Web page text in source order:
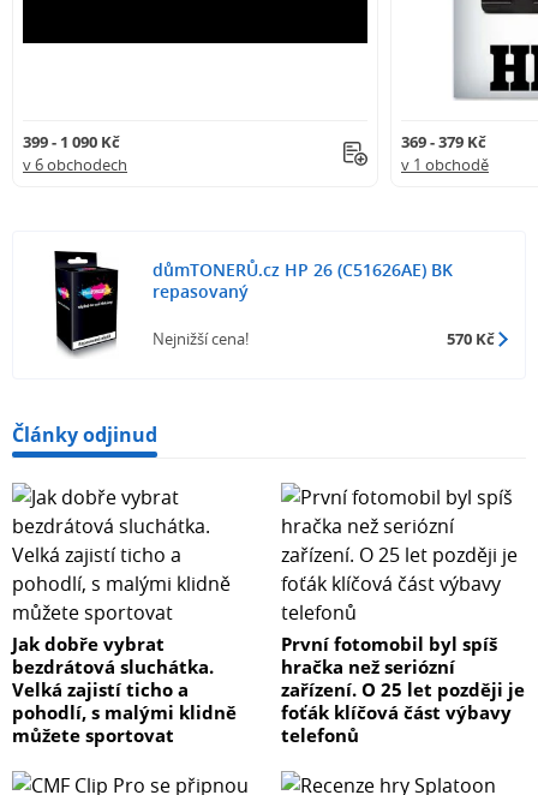
399 - 1 090 Kč
v 6 obchodech
369 - 379 Kč
v 1 obchodě
důmTONERŮ.cz HP 26 (C51626AE) BK
repasovaný
Nejnižší cena! 570 Kč
Články odjinud
Jak dobře vybrat
bezdrátová sluchátka.
Velká zajistí ticho a
pohodlí, s malými klidně
můžete sportovat
První fotomobil byl spíš
hračka než seriózní
zařízení. O 25 let později je
foťák klíčová část výbavy
telefonů